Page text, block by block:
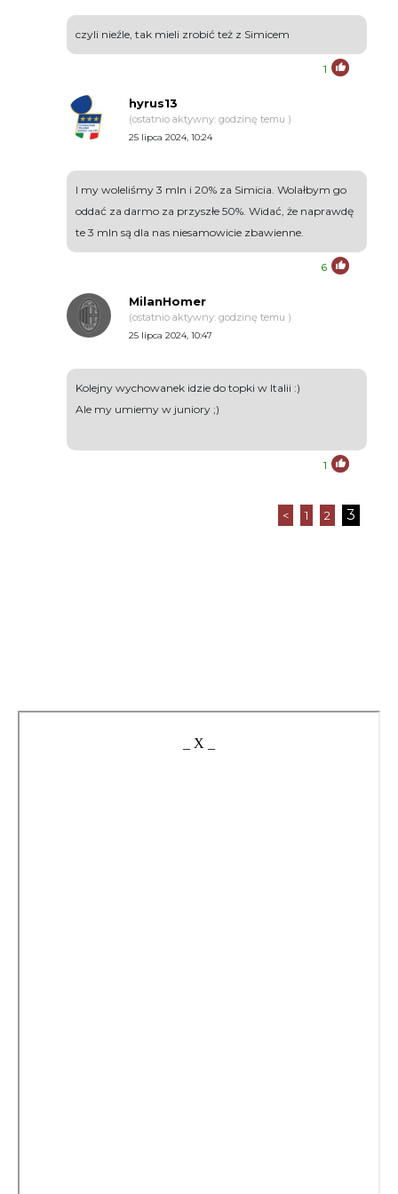
czyli nieźle, tak mieli zrobić też z Simicem
1
hyrus13
(ostatnio aktywny: godzinę temu )
25 lipca 2024, 10:24
I my woleliśmy 3 mln i 20% za Simicia. Wolałbym go
oddać za darmo za przyszłe 50%. Widać, że naprawdę
te 3 mln są dla nas niesamowicie zbawienne.
6
MilanHomer
(ostatnio aktywny: godzinę temu )
25 lipca 2024, 10:47
Kolejny wychowanek idzie do topki w Italii :)
Ale my umiemy w juniory ;)
1
< 1 2 3